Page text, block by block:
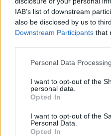
IAB’s list of downstream
also be disclosed by us to
Downstream Participants that
Please note that this website/
not limited to your visit or
grant or deny consent to
use your data for below
consent section.
Personal Data
I want to opt-out of the
personal data.
Opted In
I want to opt-out of the
Personal Data.
Opted In
FITNESS